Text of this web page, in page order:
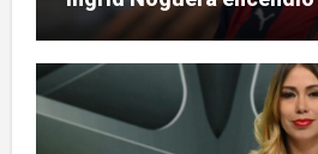
sobre las hinchadas